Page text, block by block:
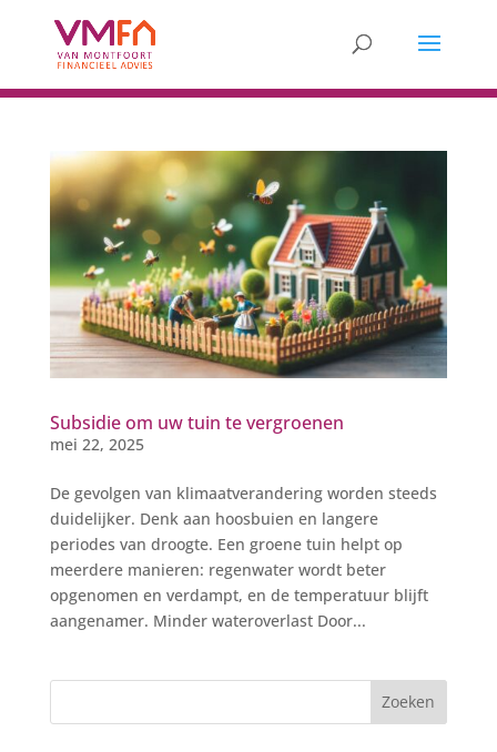
Subsidie om uw tuin te vergroenen
mei 22, 2025
De gevolgen van klimaatverandering worden steeds
duidelijker. Denk aan hoosbuien en langere
periodes van droogte. Een groene tuin helpt op
meerdere manieren: regenwater wordt beter
opgenomen en verdampt, en de temperatuur blijft
aangenamer. Minder wateroverlast Door...